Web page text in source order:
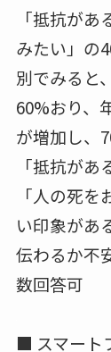
SNS等
ある」
「スマー
儀案内のサ
「抵抗があ
みたい」の
60%おり、